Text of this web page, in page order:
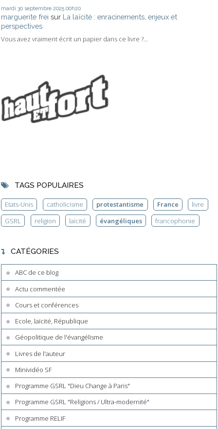
mardi 30 septembre 2025 00h20
marguerite frei sur La laïcité : enracinements, enjeux et
perspectives
Vous avez vraiment écrit un papier dans ce livre ?...
TAGS POPULAIRES
Etats-Unis catholicisme protestantisme France
livre
GSRL
religion laïcité évangéliques francophonie
CATÉGORIES
ABC de ce blog
Actu commentée
Cours et conférences
Ecole, laïcité, République
Géopolitique de l'évangélisme
Livres de l'auteur
Minividéo SF
Programme GSRL "Dieu Change à Paris"
Programme GSRL "Religions / Ultra-modernité"
Programme RELIF